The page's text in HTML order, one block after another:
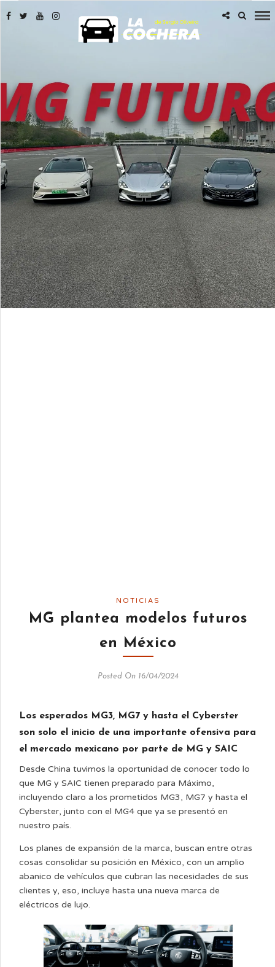
NOTICIAS
MG plantea modelos futuros
en México
Posted On 16/04/2024
Los esperados MG3, MG7 y hasta el Cyberster
son solo el inicio de una importante ofensiva para
el mercado mexicano por parte de MG y SAIC
Desde China tuvimos la oportunidad de conocer todo lo
que MG y SAIC tienen preparado para Máximo,
incluyendo claro a los prometidos MG3, MG7 y hasta el
Cyberster, junto con el MG4 que ya se presentó en
nuestro país.
Los planes de expansión de la marca, buscan entre otras
cosas consolidar su posición en México, con un amplio
abanico de vehículos que cubran las necesidades de sus
clientes y, eso, incluye hasta una nueva marca de
eléctricos de lujo.